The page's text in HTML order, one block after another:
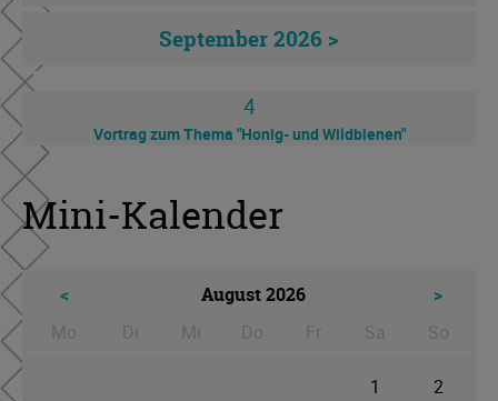
September 2026 >
4
Vortrag zum Thema "Honig- und Wildbienen"
Mini-Kalender
< August 2026
>
Mo
Di enstag
Mi ttwoch
Do nnerstag
Fr Sa mstagSo
1
2